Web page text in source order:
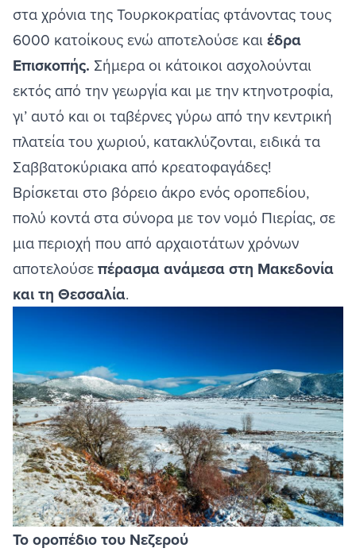
στα χρόνια της Τουρκοκρατίας φτάνοντας τους
6000 κατοίκους ενώ αποτελούσε καιέδρα
Επισκοπής. Σήμερα οι κάτοικοι ασχολούνται
εκτός από την γεωργία και με την κτηνοτροφία,
γι’ αυτό και οι ταβέρνες γύρω από την κεντρική
πλατεία του χωριού, κατακλύζονται, ειδικά τα
Σαββατοκύριακα από κρεατοφαγάδες!
Βρίσκεται στο βόρειο άκρο ενός οροπεδίου,
πολύ κοντά στα σύνορα με τον νομό Πιερίας, σε
μια περιοχή που από αρχαιοτάτων χρόνων
αποτελούσεπέρασμα ανάμεσα στη Μακεδονία
και τη Θεσσαλία.
Το οροπέδιο του Νεζερού